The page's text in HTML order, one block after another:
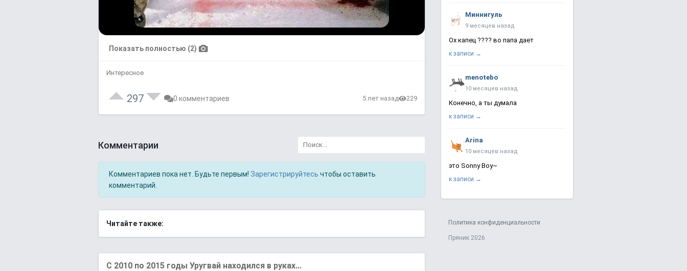
Показать полностью (2)
Интересное
297 0 комментариев 5 лет назад 229
Комментарии
Комментариев пока нет. Будьте первым! Зарегистрируйтесь чтобы оставить
комментарий.
Читайте также:
С 2010 по 2015 годы Уругвай находился в руках...
Миннигуль
9 месяцев назад
Ох капец ???? во папа дает
к записи →
menotebo
10 месяцев назад
Конечно, а ты думала
к записи →
Arina
10 месяцев назад
это Sonny Boy~
к записи →
Политика конфиденциальности
Пряник 2026